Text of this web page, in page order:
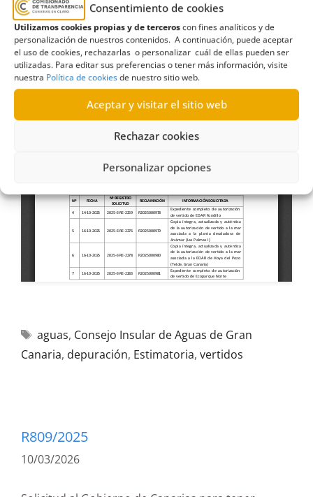
Consentimiento de cookies
Utilizamos cookies propias y de terceroscon fines analíticos y de
personalización de nuestros contenidos. A continuación, puede aceptar
el uso de cookies, rechazarlas o personalizar cuál de ellas pueden ser
utilizadas. Para editar sus preferencias o tener más información, visite
nuestra Política de cookiesde nuestro sitio web.
Aceptar y visitar el sitio web
Rechazar cookies
Personalizar opciones
aguas, Consejo Insular de Aguas de Gran
Canaria, depuración, Estimatoria, vertidos
R809/2025
10/03/2026